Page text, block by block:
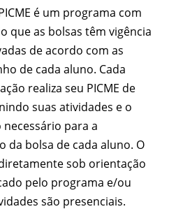
é um programa com
que as bolsas têm vigência
de acordo com as
de cada aluno. Cada
realiza seu PICME de
suas atividades e o
para a
da bolsa de cada aluno. O
sob orientação
pelo programa e/ou
são presenciais.